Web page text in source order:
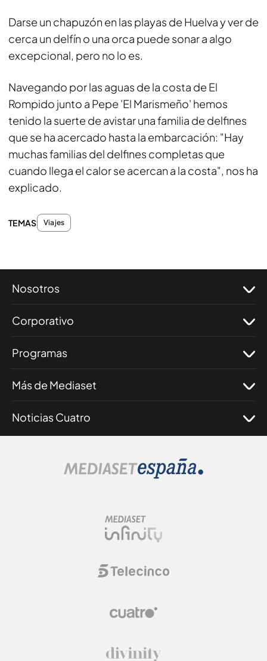
Darse un chapuzón en las playas de Huelva y ver de
cerca un delfín o una orca puede sonar a algo
excepcional, pero no lo es.
Navegando por las aguas de la costa de El
Rompido junto a Pepe 'El Marismeño' hemos
tenido la suerte de avistar una familia de delfines
que se ha acercado hasta la embarcación: "Hay
muchas familias del delfines completas que
cuando llega el calor se acercan a la costa", nos ha
explicado.
TEMAS Viajes
Nosotros
Corporativo
Programas
Más de Mediaset
Noticias Cuatro